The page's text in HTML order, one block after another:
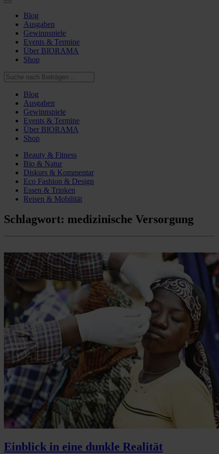
Blog
Ausgaben
Gewinnspiele
Events & Termine
Über BIORAMA
Shop
Blog
Ausgaben
Gewinnspiele
Events & Termine
Über BIORAMA
Shop
Beauty & Fitness
Bio & Natur
Diskurs & Kommentar
Eco Fashion & Design
Essen & Trinken
Reisen & Mobilität
Schlagwort: medizinische Versorgung
Einblick in eine dunkle Realität